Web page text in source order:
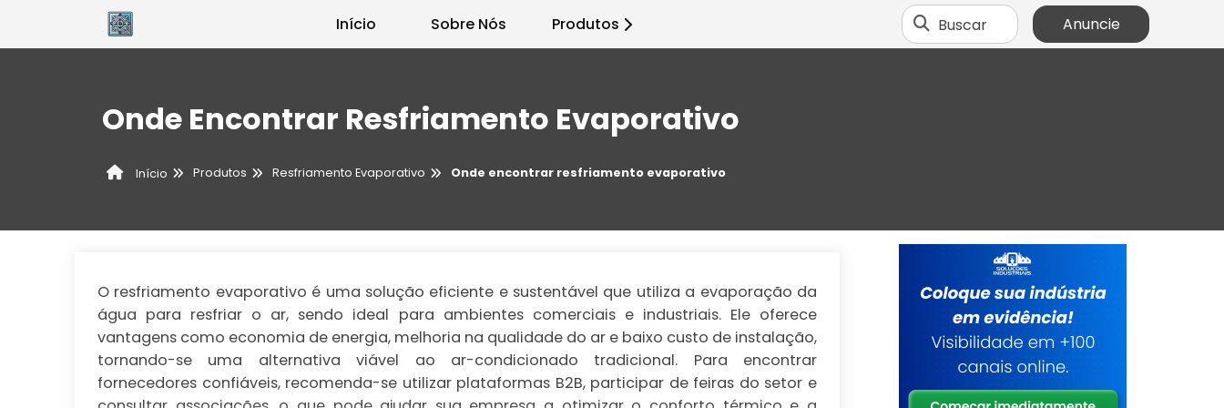
Início Sobre Nós Produtos Buscar Anuncie
Onde Encontrar Resfriamento Evaporativo
Início Produtos Resfriamento Evaporativo Onde encontrar resfriamento evaporativo
O resfriamento evaporativo é uma solução eficiente e sustentável que utiliza a evaporação da
água para resfriar o ar, sendo ideal para ambientes comerciais e industriais. Ele oferece
vantagens como economia de energia, melhoria na qualidade do ar e baixo custo de instalação,
tornando-se uma alternativa viável ao ar-condicionado tradicional. Para encontrar
fornecedores confiáveis, recomenda-se utilizar plataformas B2B, participar de feiras do setor e